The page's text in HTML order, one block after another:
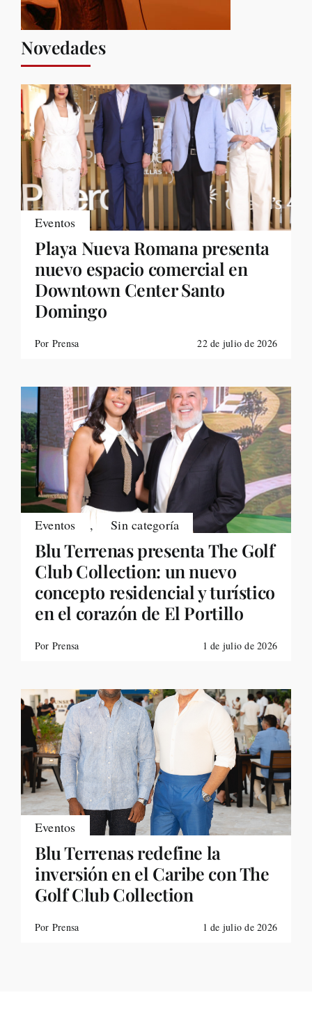
Novedades
Eventos
Playa Nueva Romana presenta
nuevo espacio comercial en
Downtown Center Santo
Domingo
Por Prensa 22 de julio de 2026
Eventos , Sin categoría
Blu Terrenas presenta The Golf
Club Collection: un nuevo
concepto residencial y turístico
en el corazón de El Portillo
Por Prensa 1 de julio de 2026
Eventos
Blu Terrenas redefine la
inversión en el Caribe con The
Golf Club Collection
Por Prensa 1 de julio de 2026